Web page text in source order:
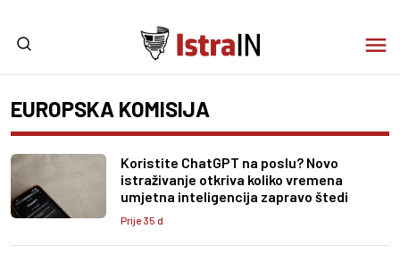
EUROPSKA KOMISIJA
Koristite ChatGPT na poslu? Novo
istraživanje otkriva koliko vremena
umjetna inteligencija zapravo štedi
Prije 35 d